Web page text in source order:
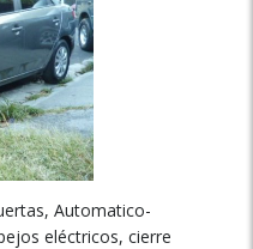
Automatico-
eléctricos, cierre